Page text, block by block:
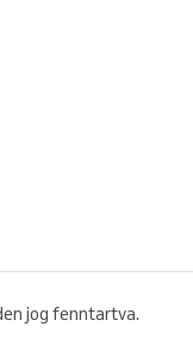
jog fenntartva.